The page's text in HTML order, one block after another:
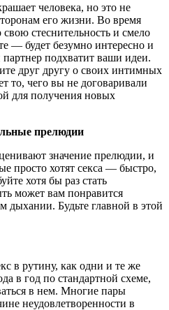
человека, но это не
его жизни. Во время
стеснительность и смело
— будет безумно интересно и
партнер подхватит ваши идеи.
друг другу о своих интимных
то, чего вы не договаривали
для получения новых
прелюдии
значение прелюдии, и
просто хотят секса — быстро,
хотя бы раз стать
может вам понравится
дыхании. Будьте главной в этой
в рутину, как одни и те же
в год по стандартной схеме,
в нем. Многие пары
неудовлетворенности в